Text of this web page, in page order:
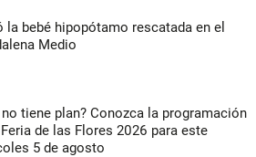
la bebé hipopótamo rescatada en el
Medio
no tiene plan? Conozca la programación
de las Flores 2026 para este
5 de agosto